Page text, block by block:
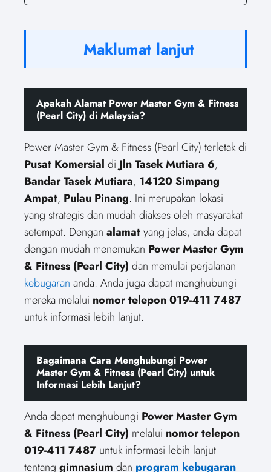
Maklumat lanjut
Apakah Alamat Power Master Gym & Fitness
(Pearl City) di Malaysia?
Power Master Gym & Fitness (Pearl City) terletak di
Pusat Komersial di Jln Tasek Mutiara 6,
Bandar Tasek Mutiara, 14120 Simpang
Ampat, Pulau Pinang. Ini merupakan lokasi
yang strategis dan mudah diakses oleh masyarakat
setempat. Dengan alamatyang jelas, anda dapat
dengan mudah menemukan Power Master Gym
& Fitness (Pearl City) dan memulai perjalanan
kebugaran anda. Anda juga dapat menghubungi
mereka melalui nomor telepon 019-411 7487
untuk informasi lebih lanjut.
Bagaimana Cara Menghubungi Power
Master Gym & Fitness (Pearl City) untuk
Informasi Lebih Lanjut?
Anda dapat menghubungi Power Master Gym
& Fitness (Pearl City) melalui nomor telepon
019-411 7487 untuk informasi lebih lanjut
tentang gimnasium dan program kebugaran